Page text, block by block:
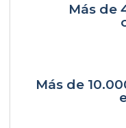
Más de
Más de